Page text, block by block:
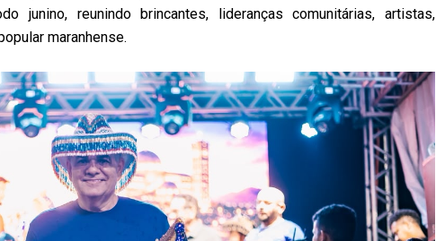
junino, reunindo brincantes, lideranças comunitárias, artistas,
maranhense.